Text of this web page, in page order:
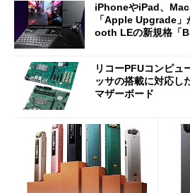
iPhoneやiPad、
「Apple Upgrade
ooth LEの新規格「
リコーPFUコンピュ
ッサの搭載に対応し
マザーボード